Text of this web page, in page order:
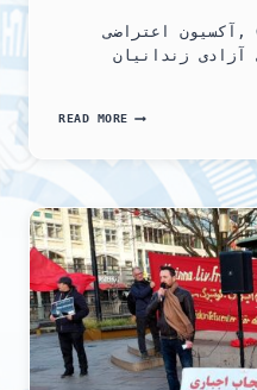
21-12-2024 ___ GÖTEBORG ,آکسیون اعتراضی
زندانیان
READ MOREاعتراض
اعدام
برای
آزادی
زندانیان
سیاسی
و
ابراز
شادمانی
از
آزادی
توماج